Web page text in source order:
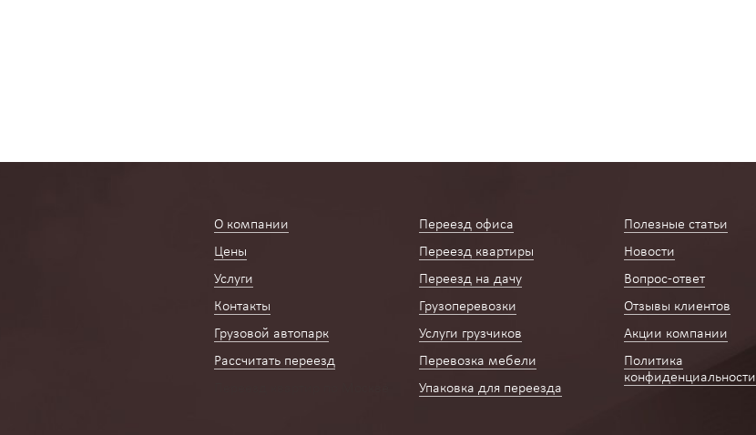
О компании
Цены
Услуги
Контакты
Грузовой автопарк
Рассчитать переезд
Переезд офиса
Переезд квартиры
Переезд на дачу
Грузоперевозки
Услуги грузчиков
Перевозка мебели
Упаковка для переезда
Полезные статьи
Новости
Вопрос-ответ
Отзывы клиентов
Акции компании
Политика
конфиденциальности